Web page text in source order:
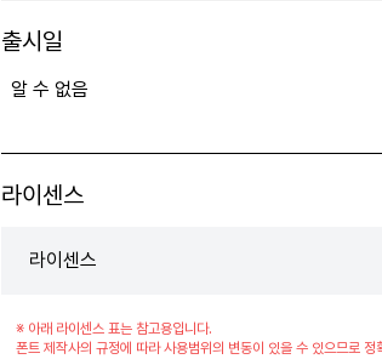
출시일
알 수 없음
라이센스
라이센스
※ 아래 라이센스 표는 참고용입니다.
폰트 제작사의 규정에 따라 사용범위의 변동이 있을 수 있으므로